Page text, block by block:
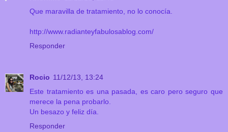
Que maravilla de tratamiento, no lo conocía.
http://www.radianteyfabulosablog.com/
Responder
Rocio 11/12/13, 13:24
Este tratamiento es una pasada, es caro pero seguro que
merece la pena probarlo.
Un besazo y feliz día.
Responder